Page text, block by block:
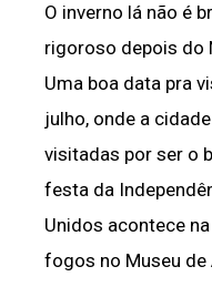
O inverno lá não é
rigoroso depois do
Uma boa data pra
julho, onde a
visitadas por ser o
festa da
Unidos acontece
fogos no Museu de